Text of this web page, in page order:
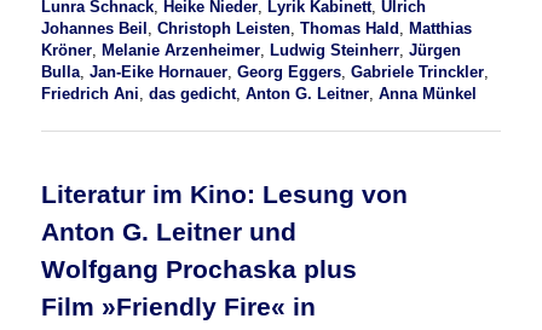
Lunra Schnack ,Heike Nieder ,Lyrik Kabinett,Ulrich
Johannes Beil ,Christoph Leisten ,Thomas Hald ,Matthias
Kröner ,Melanie Arzenheimer ,Ludwig Steinherr ,Jürgen
Bulla ,Jan-Eike Hornauer ,Georg Eggers ,Gabriele Trinckler
Friedrich Ani ,das gedicht,Anton G. Leitner ,Anna Münkel
Literatur im Kino: Lesung von
Anton G. Leitner und
Wolfgang Prochaska plus
Film »Friendly Fire« in